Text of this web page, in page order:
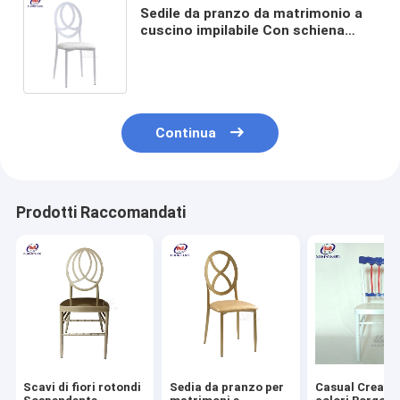
Sedile da pranzo da matrimonio a
cuscino impilabile Con schiena
Continua
Prodotti Raccomandati
Scavi di fiori rotondi
Sedia da pranzo per
Casual